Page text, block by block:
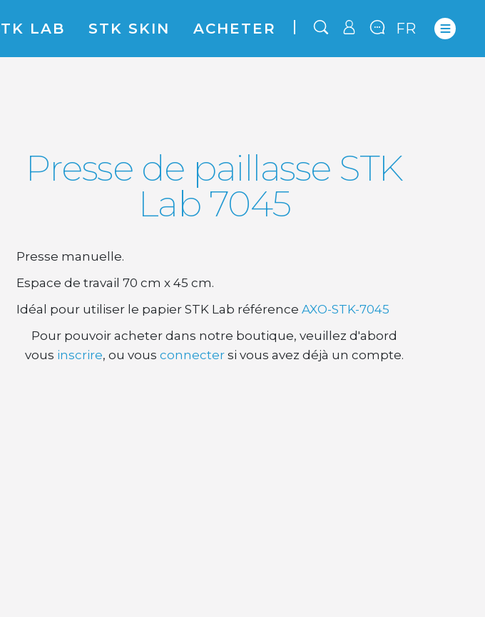
LAB STK SKIN ACHETER FR
Presse de paillasse STK
Lab 7045
Presse manuelle.
Espace de travail 70 cm x 45 cm.
Idéal pour utiliser le papier STK Lab référence AXO-STK-7045
Pour pouvoir acheter dans notre boutique, veuillez d'abord
vous inscrire, ou vous connecter si vous avez déjà un compte.